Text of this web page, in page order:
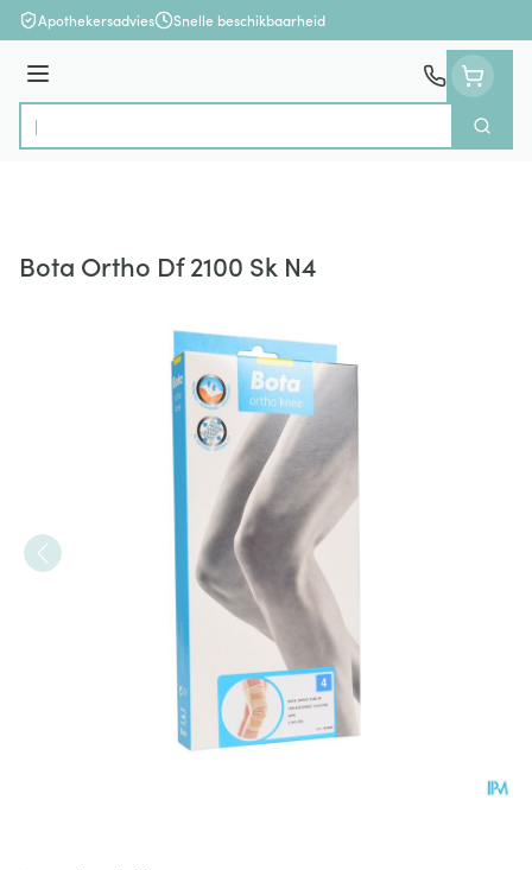
Ga naar de inhoud
Apothekersadvies Snelle beschikbaarheid
Menu
Product, merk, categorie...
Zoek
Bota Ortho Df 2100 Sk N4